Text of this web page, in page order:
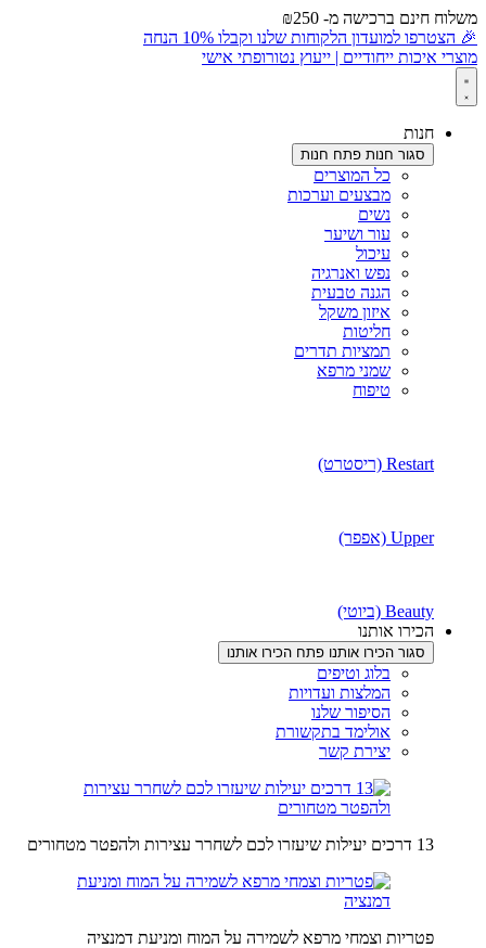
לתוכן
משלוח חינם ברכישה מ- ₪250
🎉 הצטרפו למועדון הלקוחות שלנו וקבלו 10% הנחה
מוצרי איכות ייחודיים | ייעוץ נטורופתי אישי
חנות
סגור חנות פתח חנות
כל המוצרים
מבצעים וערכות
נשים
עור ושיער
עיכול
נפש ואנרגיה
הגנה טבעית
איזון משקל
חליטות
תמציות תדרים
שמני מרפא
טיפוח
Restart (ריסטרט)
Upper (אפפר)
Beauty (ביוטי)
הכירו אותנו
סגור הכירו אותנו פתח הכירו אותנו
בלוג וטיפים
המלצות ועדויות
הסיפור שלנו
אולימד בתקשורת
יצירת קשר
13 דרכים יעילות שיעזרו לכם לשחרר עצירות ולהפטר מטחורים
פטריות וצמחי מרפא לשמירה על המוח ומניעת דמנציה